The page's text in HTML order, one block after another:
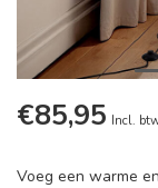
€85,95 Incl.
Voeg een warme